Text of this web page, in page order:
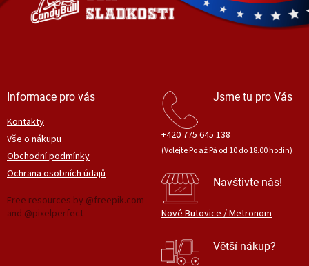
í
Informace pro vás
Kontakty
Vše o nákupu
Obchodní podmínky
Ochrana osobních údajů
Free resources by @freepik.com
and @pixelperfect
Jsme tu pro Vás
+420 775 645 138
(Volejte Po až Pá od 10 do 18.00 hodin)
Navštivte nás!
Nové Butovice / Metronom
Větší nákup?